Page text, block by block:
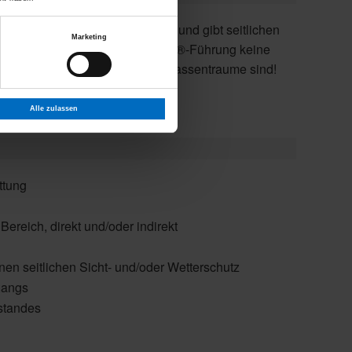
Marketing
Alle zulassen
Chance. Der Stoff, aus dem Terrassentraume sind!
direkt und/oder indirekt
seitlichen Sicht- und/oder Wetterschutz